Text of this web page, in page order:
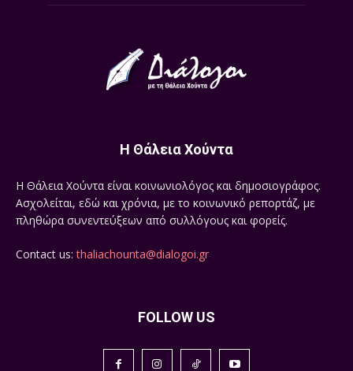
Η Θάλεια Χούντα
Η Θάλεια Χούντα είναι κοινωνιολόγος και δημοσιογράφος.
Ασχολείται, εδώ και χρόνια, με το κοινωνικό ρεπορτάζ, με
πληθώρα συνεντεύξεων από συλλόγους και φορείς.
Contact us:thaliachounta@dialogoi.gr
FOLLOW US